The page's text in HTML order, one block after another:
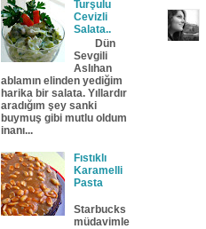
Turşulu
Cevizli
Salata..
Dün
Sevgili
Aslıhan
ablamın elinden yediğim
harika bir salata. Yıllardır
aradığım şey sanki
buymuş gibi mutlu oldum
inanı...
Fıstıklı
Karamelli
Pasta
Starbucks
müdavimle